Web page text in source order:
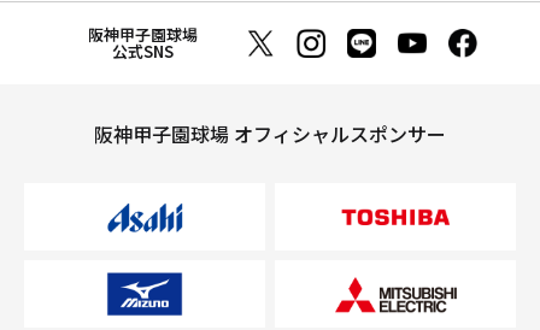
阪神甲子園球場
公式SNS
阪神甲子園球場 オフィシャルスポンサー